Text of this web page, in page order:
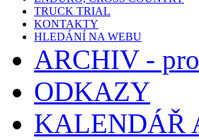
TRUCK TRIAL
KONTAKTY
HLEDÁNÍ NA WEBU
ARCHIV -
ODKAZY
KALENDÁŘ